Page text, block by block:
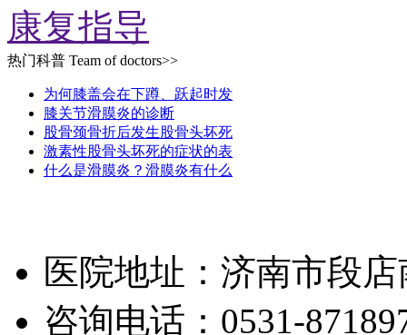
康复指导
热门科普 Team of doctors>>
为何膝盖会在下蹲、跃起时发
膝关节滑膜炎的诊断
股骨颈骨折后发生股骨头坏死
激素性股骨头坏死的症状的表
什么是滑膜炎？滑膜炎有什么
医院地址：济南市段
咨询电话：0531-